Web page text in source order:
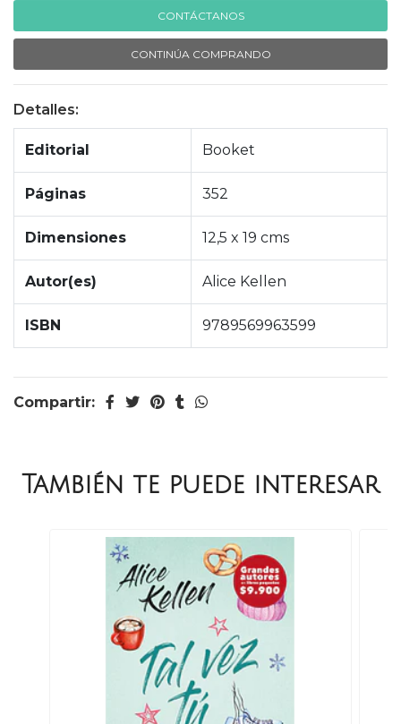
CONTÁCTANOS
CONTINÚA COMPRANDO
Detalles:
Editorial Booket
Páginas 352
Dimensiones 12,5 x 19 cms
Autor(es) Alice Kellen
ISBN 9789569963599
Compartir:
También te puede interesar